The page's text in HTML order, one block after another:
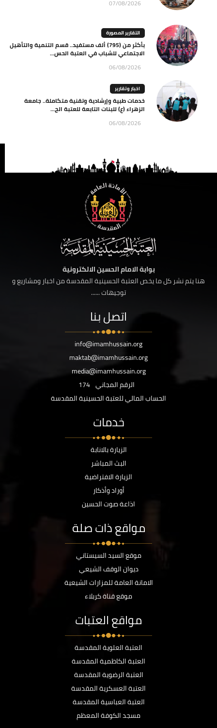
07/08/2026
التقارير المصورة
بأكثر من (795) ألف مستفيد.. قسم التنمية والتأهيل
الاجتماعي للشباب في العتبة الحس...
06/08/2026
اخبار وتقارير
خدمات طبية وإرشادية وتقنية متكاملة.. جامعة
الزهراء (ع) للبنات التابعة للعتبة الح...
06/08/2026
بوابة الامام الحسين الالكترونية
هنا يتم نشر كل ما يخص العتبة الحسينية المقدسة من اخبار ومشاريع و
توجيهات ......
اتصل بنا
info@imamhussain.org
maktab@imamhussain.org
media@imamhussain.org
الرقم المجاني 174
الحساب المالي للعتبة الحسينية المقدسة
خدمات
الزيارة بالانابة
البث المباشر
الزيارة الافتراضية
أوراد وأذكار
اذاعة صوت الحسين
مواقع ذات صلة
موقع السيد السيستاني
ديوان الوقف الشيعي
الامانة العامة للمزارات الشيعية
موقع قناة كربلاء
مواقع العتبات
العتبة العلوية المقدسة
العتبة الكاظمية المقدسة
العتبة الرضوية المقدسة
العتبة العسكرية المقدسة
العتبة العباسية المقدسة
مسجد الكوفة المعظم